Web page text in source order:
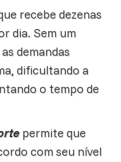
recebe dezenas
dia. Sem um
demandas
dificultando a
o tempo de
permite que
com seu nível